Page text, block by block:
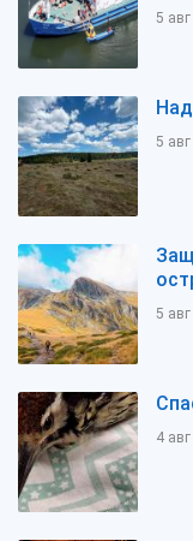
5 авг
5 авг
5 авг
4 авг